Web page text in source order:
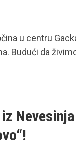
u centru
Budući da
Nevesinja